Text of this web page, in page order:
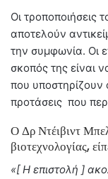
Οι τροποποιήσεις
αποτελούν
την συμφωνία. Οι
σκοπός της είναι
που υποστηρίζουν
προτάσεις που
Ο Δρ Ντέιβιντ
βιοτεχνολογίας,
«[ Η επιστολή ]